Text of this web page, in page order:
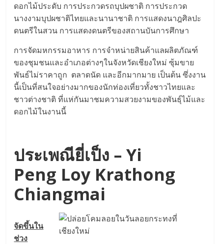
ดอกไม้ประดับ การประกวดรถบุปผชาติ การประกวด
นางงามบุปผชาติไทยและนานาชาติ การแสดงนาฎศิลปะ
ดนตรีในสวน การแสดงดนตรีของสถานบันการศึกษา
การจัดมหกรรมอาหาร การจำหน่ายสินค้าแลผลิตภัณฑ์
ของชุมชนและอำเภอต่างๆในจังหวัดเชียงใหม่ ซุ้มขาย
พันธ์ไม่ราคาถูก ตลาดนัด และอีกมากมาย เป็นต้น ซึ่งงาน
นี้เป็นที่สนใจอย่างมากของนักท่องเที่ยวทั้งชาวไทยและ
ชาวต่างชาติ ที่แห่กันมาชมความสวยงามของพันธุ์ไม้และ
ดอกไม้ในงานนี้
ประเพณียี่เป็ง – Yi
Peng Loy Krathong
Chiangmai
จัดขึ้นใน
ช่วง